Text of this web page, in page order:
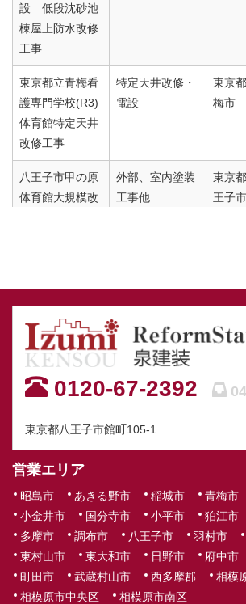
設 低段沈砂池
棟屋上防水改修
工事
東京都立青梅看
護専門学校(R3)
体育館特定天井
改修工事
特定天井改修・
電設
東京
梅市
八王子市甲の原
体育館大規模改
外部、室内塗装
工事他
東京
王子市
市立八王子第一
小学校屋上防水
改修工事
屋上防水他
東京
王子市
消防団器具置場
改修工事
外壁・屋根改修
他
東京都
王子市
K様邸台所混合
水栓交換工事
設備
野市
K様邸外壁塗装
工事・瓦屋根修
繕工事
塗装・大工・シ
ーリング
東京都
王子市
O様邸部分クロ
ス張替工事
内装
東京都
王子市
0120-67-2392
東京都八王子市館町105-1
営業エリア
昭島市 あきる野市 稲城市 青梅市
小金井市
国分寺市 小平市 狛江市
多摩市
調布市 八王子市 羽村市
東村山市
東大和市 日野市 府中市
町田市
武蔵村山市 西多摩郡
相模
相模原市中央区
相模原市南区